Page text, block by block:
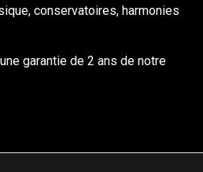
conservatoires, harmonies
garantie de 2 ans de notre